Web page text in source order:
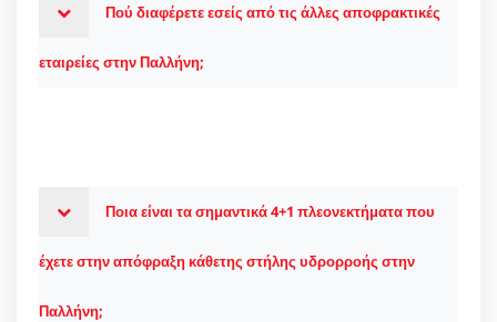
Πού διαφέρετε εσείς από τις άλλες αποφρακτικές
εταιρείες στην Παλλήνη;
Ποια είναι τα σημαντικά 4+1 πλεονεκτήματα που
έχετε στην απόφραξη κάθετης στήλης υδρορροής στην
Παλλήνη;